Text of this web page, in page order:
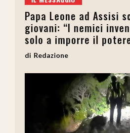
Papa Leone ad Assisi
giovani: “I nemici
solo a imporre il
Redazione